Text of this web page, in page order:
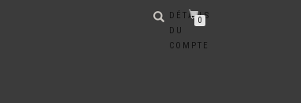
DÉTAILS
DU
COMPTE
0